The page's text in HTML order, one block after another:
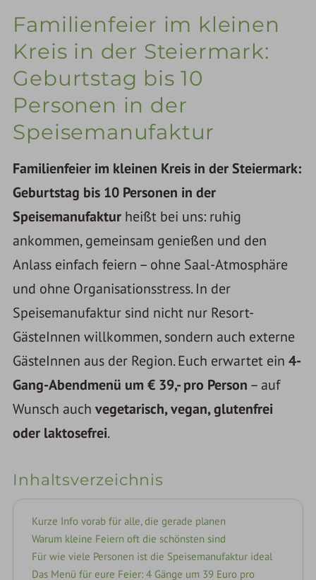
Familienfeier im kleinen
Kreis in der Steiermark:
Geburtstag bis 10
Personen in der
Speisemanufaktur
Familienfeier im kleinen Kreis in der Steiermark:
Geburtstag bis 10 Personen in der
Speisemanufaktur heißt bei uns: ruhig
ankommen, gemeinsam genießen und den
Anlass einfach feiern – ohne Saal-Atmosphäre
und ohne Organisationsstress. In der
Speisemanufaktur sind nicht nur Resort-
GästeInnen willkommen, sondern auch externe
GästeInnen aus der Region. Euch erwartet ein4-
Gang-Abendmenü um € 39,- pro Person – auf
Wunsch auchvegetarisch, vegan, glutenfrei
oder laktosefrei.
Inhaltsverzeichnis
Kurze Info vorab für alle, die gerade planen
Warum kleine Feiern oft die schönsten sind
Für wie viele Personen ist die Speisemanufaktur ideal
Das Menü für eure Feier: 4 Gänge um 39 Euro pro